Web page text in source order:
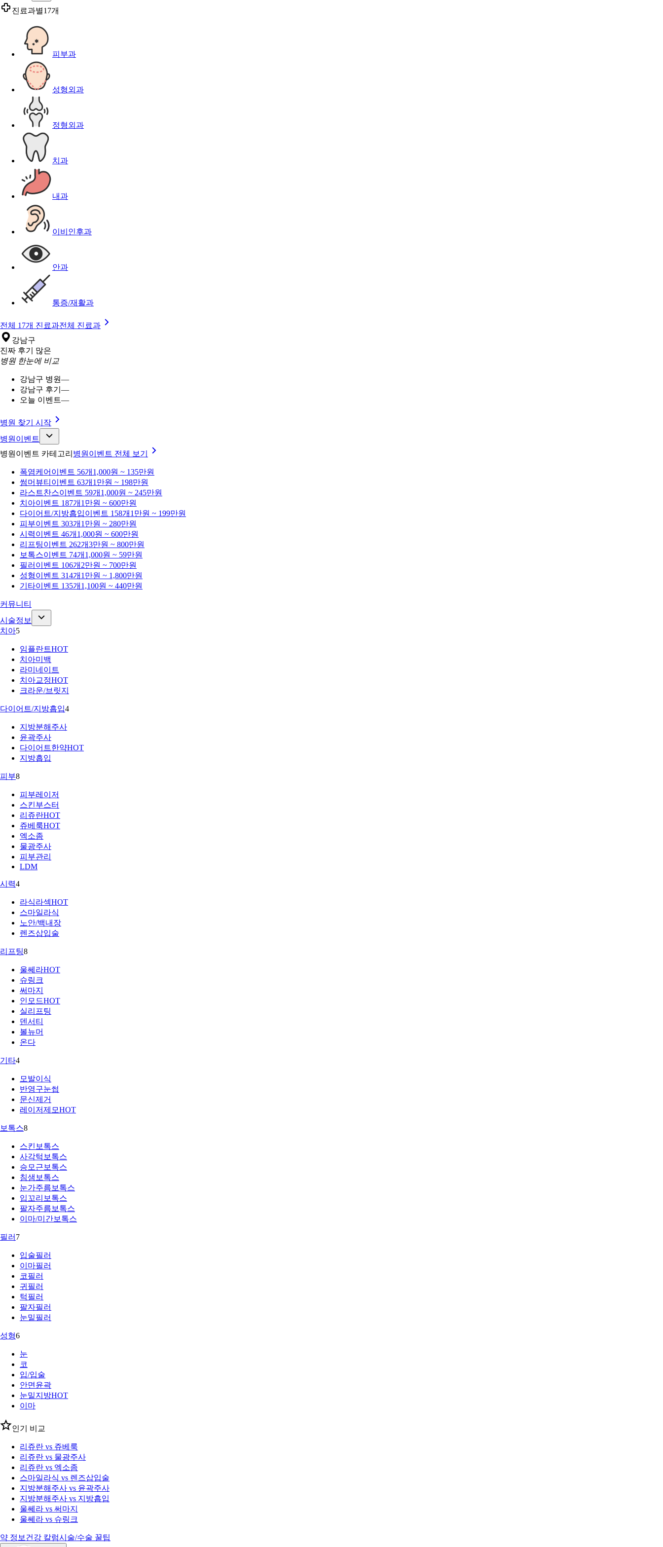
진료과별17개
피부과
성형외과
정형외과
치과
내과
이비인후과
안과
통증/재활과
전체 17개 진료과전체 진료과
강남구
진짜 후기 많은
병원 한눈에 비교
강남구 병원—
강남구 후기 —
오늘 이벤트—
병원 찾기 시작
병원이벤트
병원이벤트 카테고리 병원이벤트 전체 보기
폭염케어 이벤트 56개 1,000원 ~ 135만원
썸머뷰티 이벤트 63개 1만원 ~ 198만원
라스트찬스이벤트 59개 1,000원 ~ 245만원
치아이벤트 187개 1만원 ~ 600만원
다이어트/지방흡입이벤트 158개 1만원 ~ 199만원
피부이벤트 303개 1만원 ~ 280만원
시력이벤트 46개 1,000원 ~ 600만원
리프팅이벤트 262개3만원 ~ 800만원
보톡스이벤트 74개 1,000원 ~ 59만원
필러 이벤트 106개 2만원 ~ 700만원
성형이벤트 314개 1만원 ~ 1,800만원
기타이벤트 135개 1,100원 ~ 440만원
커뮤니티
시술정보
치아5
임플란트HOT
치아미백
라미네이트
치아교정HOT
크라운/브릿지
다이어트/지방흡입4
지방분해주사
윤곽주사
다이어트한약HOT
지방흡입
피부8
피부레이저
스킨부스터
리쥬란HOT
쥬베룩HOT
엑소좀
물광주사
피부관리
LDM
시력4
라식라섹HOT
스마일라식
노안/백내장
렌즈삽입술
리프팅8
울쎄라HOT
슈링크
써마지
인모드HOT
실리프팅
덴서티
볼뉴머
온다
기타4
모발이식
반영구눈썹
문신제거
레이저제모HOT
보톡스8
스킨보톡스
사각턱보톡스
승모근보톡스
침샘보톡스
눈가주름보톡스
입꼬리보톡스
팔자주름보톡스
이마/미간보톡스
필러 7
입술필러
이마필러
코필러
귀필러
턱필러
팔자필러
눈밑필러
성형6
눈
코
입/입술
안면윤곽
눈밑지방HOT
이마
인기 비교
리쥬란 vs 쥬베룩
리쥬란 vs 물광주사
리쥬란 vs 엑소좀
스마일라식 vs 렌즈삽입술
지방분해주사 vs 윤곽주사
지방분해주사 vs 지방흡입
울쎄라 vs 써마지
울쎄라 vs 슈링크
약 정보 건강 칼럼시술/수술 꿀팁